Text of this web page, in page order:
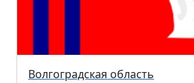
Волгоградская область